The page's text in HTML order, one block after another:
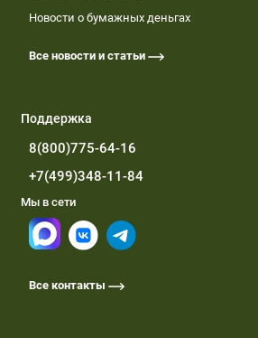
Новости о бумажных деньгах
Все новости и статьи
Поддержка
8(800)775-64-16
+7(499)348-11-84
Мы в сети
Все контакты